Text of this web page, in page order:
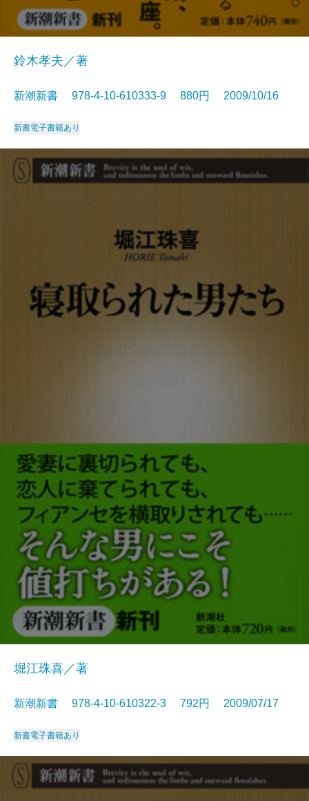
鈴木孝夫／著
新潮新書 978-4-10-610333-9 880円 2009/10/16
新書電子書籍あり
堀江珠喜／著
新潮新書 978-4-10-610322-3 792円 2009/07/17
新書電子書籍あり